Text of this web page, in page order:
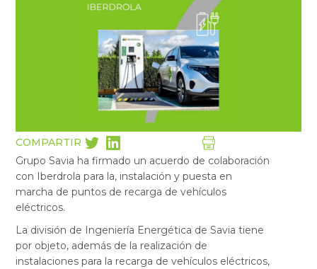
COMPARTIR
Grupo Savia ha firmado un acuerdo de colaboración
con Iberdrola para la, instalación y puesta en
marcha de puntos de recarga de vehículos
eléctricos.
La división de Ingeniería Energética de Savia tiene
por objeto, además de la realización de
instalaciones para la recarga de vehículos eléctricos,